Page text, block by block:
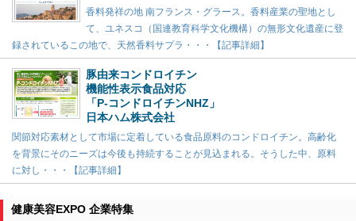
香料発祥の地 南フランス・グラース。香料産業の聖地とし
て、ユネスコ（国連教育科学文化機構）の無形文化遺産に登
録されているこの地で、天然香料サプラ・・・【記事詳細】
豚由来コンドロイチン
機能性表示食品対応
「P-コンドロイチンNHZ」
日本ハム株式会社
関節対応素材として市場に定着している食品原料のコンドロイチン。高齢化
を背景にそのニーズは今後も持続することが見込まれる。そうした中、原料
に対し・・・【記事詳細】
健康美容EXPO 企業特集